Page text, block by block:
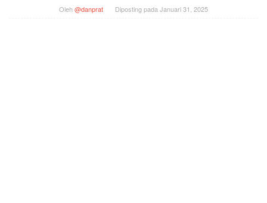
Oleh@danprat Diposting pada Januari 31, 2025